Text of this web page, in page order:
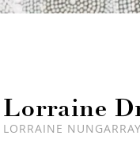
Lorraine
LORRAINE